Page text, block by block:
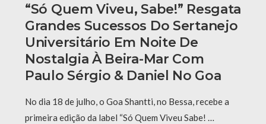
“Só Quem Viveu, Sabe!” Resgata
Grandes Sucessos Do Sertanejo
Universitário Em Noite De
Nostalgia À Beira-Mar Com
Paulo Sérgio & Daniel No Goa
No dia 18 de julho, o Goa Shantti, no Bessa, recebe a
primeira edição da label “Só Quem Viveu Sabe! …